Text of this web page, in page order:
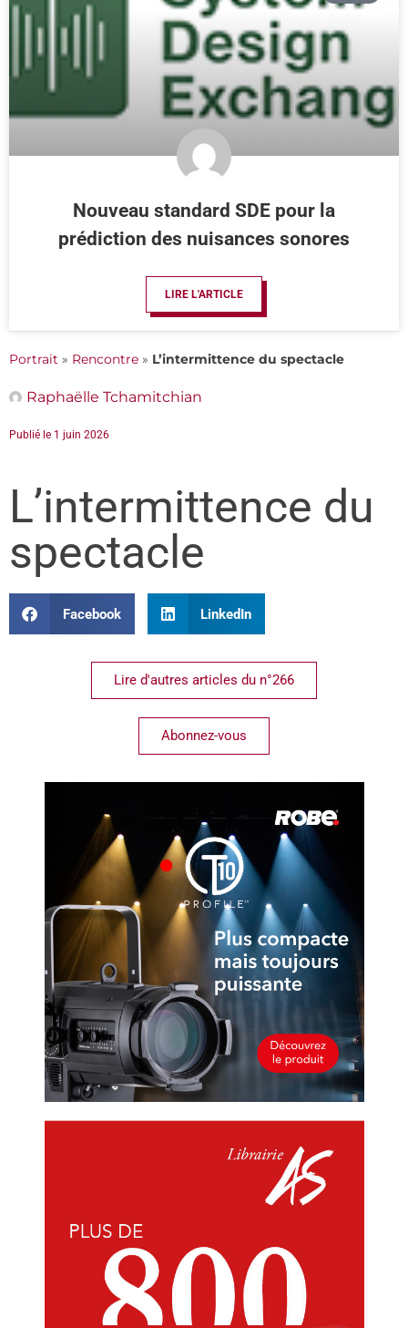
Nouveau standard SDE pour la
prédiction des nuisances sonores
LIRE L'ARTICLE
Portrait » Rencontre » L’intermittence du spectacle
Raphaëlle Tchamitchian
Publié le 1 juin 2026
L’intermittence du
spectacle
Facebook LinkedIn
Lire d'autres articles du n°266
Abonnez-vous